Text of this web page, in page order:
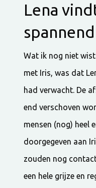
Lena
spannend
Wat ik nog niet
met Iris, was dat
had verwacht. De
end verschoven
mensen (nog) heel
doorgegeven aan
zouden nog
een hele grijze en